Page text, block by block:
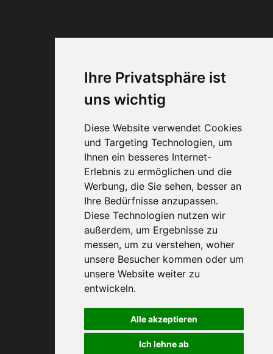
Ihre Privatsphäre ist
uns wichtig
Diese Website verwendet Cookies
und Targeting Technologien, um
Ihnen ein besseres Internet-
Erlebnis zu ermöglichen und die
Werbung, die Sie sehen, besser an
Ihre Bedürfnisse anzupassen.
Diese Technologien nutzen wir
außerdem, um Ergebnisse zu
messen, um zu verstehen, woher
unsere Besucher kommen oder um
unsere Website weiter zu
entwickeln.
Alle akzeptieren
Ich lehne ab
Web-Design + SEOCarlheinz Schichl
0800 40 200 33